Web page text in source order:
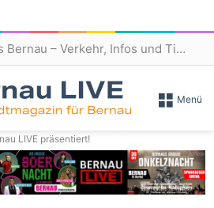
Guten Morgen aus Bernau – Verkehr, Infos und Tipps am 7. August 2026
Menü
LIVE präsentiert!